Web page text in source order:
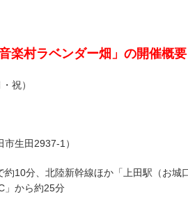
楽村ラベンダー畑」の開催概要
祝）
生田2937-1）
約10分、北陸新幹線ほか「上田駅（お
」から約25分